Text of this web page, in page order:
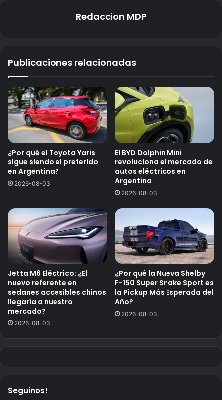
Redaccion MDP
Publicaciones relacionadas
¿Por qué el Toyota Yaris
sigue siendo el preferido
en Argentina?
2026-08-03
El BYD Dolphin Mini
revoluciona el mercado de
autos eléctricos en
Argentina
2026-08-03
Jetta M6 Eléctrico: ¿El
nuevo referente en
sedanes accesibles chinos
llegaría a nuestro
mercado?
2026-08-03
¿Por qué la Nueva Shelby
F-150 Super Snake Sport es
la Pickup Más Esperada del
Año?
2026-08-03
Seguinos!